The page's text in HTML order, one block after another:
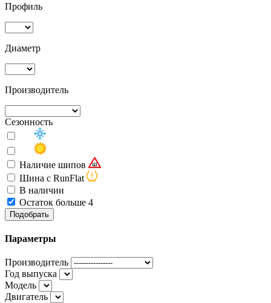
Профиль
Диаметр
Производитель
Сезонность
Наличие шипов
Шина с RunFlat
В наличии
Остаток больше 4
Подобрать
Параметры
Производитель
Год выпуска
Модель
Двигатель